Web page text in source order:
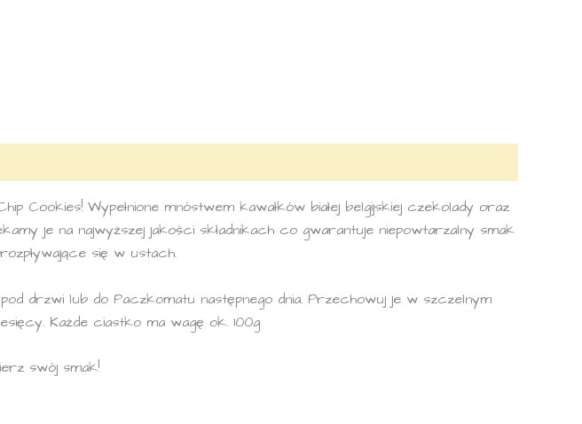
Wypełnione mnóstwem kawałków białej belgijskiej czekolady oraz
je na najwyższej jakości składnikach co gwarantuje niepowtarzalny smak
się w ustach.
drzwi lub do Paczkomatu następnego dnia. Przechowuj je w szczelnym
Każde ciastko ma wagę ok. 100g
swój smak!